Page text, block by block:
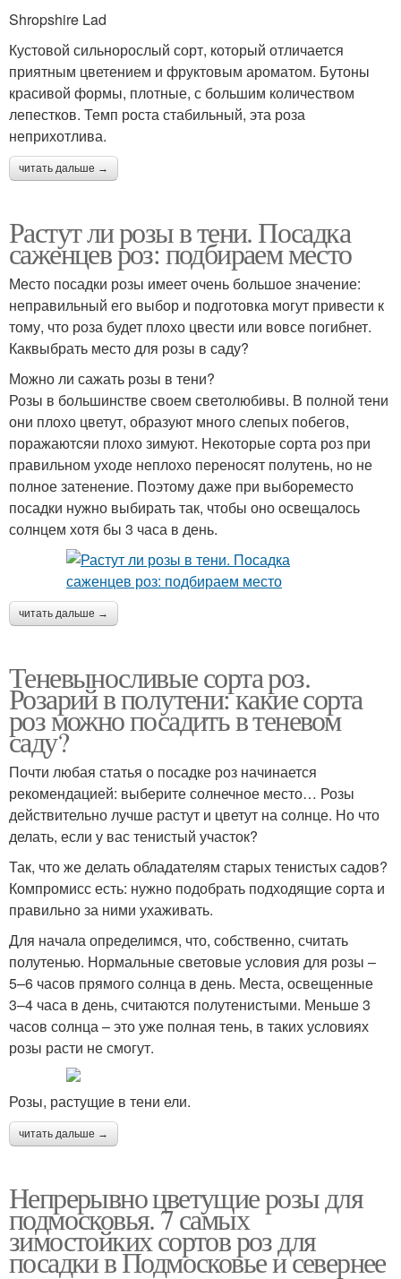
Shropshire Lad
Кустовой сильнорослый сорт, который отличается
приятным цветением и фруктовым ароматом. Бутоны
красивой формы, плотные, с большим количеством
лепестков. Темп роста стабильный, эта роза
неприхотлива.
читать дальше →
Растут ли розы в тени. Посадка
саженцев роз: подбираем место
Место посадки розы имеет очень большое значение:
неправильный его выбор и подготовка могут привести к
тому, что роза будет плохо цвести или вовсе погибнет.
Каквыбрать место для розы в саду?
Можно ли сажать розы в тени?
Розы в большинстве своем светолюбивы. В полной тени
они плохо цветут, образуют много слепых побегов,
поражаютсяи плохо зимуют. Некоторые сорта роз при
правильном уходе неплохо переносят полутень, но не
полное затенение. Поэтому даже при выбореместо
посадки нужно выбирать так, чтобы оно освещалось
солнцем хотя бы 3 часа в день.
читать дальше →
Теневыносливые сорта роз.
Розарий в полутени: какие сорта
роз можно посадить в теневом
саду?
Почти любая статья о посадке роз начинается
рекомендацией: выберите солнечное место… Розы
действительно лучше растут и цветут на солнце. Но что
делать, если у вас тенистый участок?
Так, что же делать обладателям старых тенистых садов?
Компромисс есть: нужно подобрать подходящие сорта и
правильно за ними ухаживать.
Для начала определимся, что, собственно, считать
полутенью. Нормальные световые условия для розы –
5–6 часов прямого солнца в день. Места, освещенные
3–4 часа в день, считаются полутенистыми. Меньше 3
часов солнца – это уже полная тень, в таких условиях
розы расти не смогут.
Розы, растущие в тени ели.
читать дальше →
Непрерывно цветущие розы для
подмосковья. 7 самых
зимостойких сортов роз для
посадки в Подмосковье и севернее